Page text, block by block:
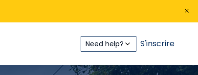
Need help? S'inscrire